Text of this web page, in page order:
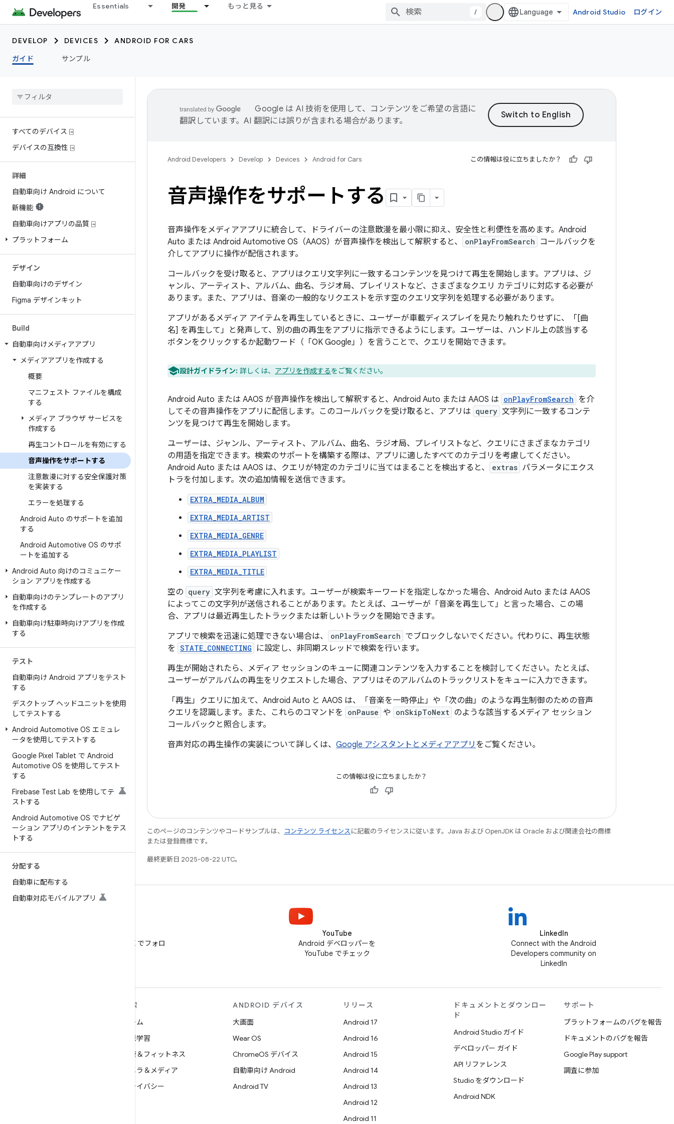
Essentials 開発 もっと見る
/ Android Studio ログイン
DEVELOP DEVICES
ANDROID FOR CARS
ガイド
サンプル
すべてのデバイス ⍈
デバイスの互換性 ⍈
詳細
自動車向け Android について
新機能
自動車向けアプリの品質 ⍈
プラットフォーム
デザイン
自動車向けのデザイン
Figma デザインキット
Build
自動車向けメディアアプリ
メディアアプリを作成する
概要
マニフェスト ファイルを構成
する
メディア ブラウザ サービスを
作成する
再生コントロールを有効にする
音声操作をサポートする
注意散漫に対する安全保護対策
を実装する
エラーを処理する
Android Auto のサポートを追加
する
Android Automotive OS のサポ
ートを追加する
Android Auto 向けのコミュニケー
ション アプリを作成する
自動車向けのテンプレートのアプリ
を作成する
自動車向け駐車時向けアプリを作成
する
テスト
自動車向け Android アプリをテスト
する
デスクトップ ヘッドユニットを使用
してテストする
Android Automotive OS エミュレ
ータを使用してテストする
Google Pixel Tablet で Android
Automotive OS を使用してテスト
する
Firebase Test Lab を使用してテ
ストする
Android Automotive OS でナビゲ
ーション アプリのインテントをテス
トする
分配する
自動車に配布する
自動車対応モバイルアプリ
Google は AI 技術を使用して、コンテンツをご希望の言語に
翻訳しています。AI 翻訳には誤りが含まれる場合があります。
Android Developers Develop Devices Android for Cars この情報は役に立ちましたか？
音声操作をサポートする
音声操作をメディアアプリに統合して、ドライバーの注意散漫を最小限に抑え、安全性と利便性を高めます。Android
Auto または Android Automotive OS（AAOS）が音声操作を検出して解釈すると、
onPlayFromSearch
コールバックを
介してアプリに操作が配信されます。
コールバックを受け取ると、アプリはクエリ文字列に一致するコンテンツを見つけて再生を開始します。アプリは、ジ
ャンル、アーティスト、アルバム、曲名、ラジオ局、プレイリストなど、さまざまなクエリ カテゴリに対応する必要が
あります。また、アプリは、音楽の一般的なリクエストを示す空のクエリ文字列を処理する必要があります。
アプリがあるメディア アイテムを再生しているときに、ユーザーが車載ディスプレイを見たり触れたりせずに、「[曲
名] を再生して」と発声して、別の曲の再生をアプリに指示できるようにします。ユーザーは、ハンドル上の該当する
ボタンをクリックするか起動ワード（「OK Google」）を言うことで、クエリを開始できます。
設計ガイドライン: 詳しくは、 アプリを作成するをご覧ください。
Android Auto または AAOS が音声操作を検出して解釈すると、Android Auto または AAOS は onPlayFromSearch を介
してその音声操作をアプリに配信します。このコールバックを受け取ると、アプリは query 文字列に一致するコンテ
ンツを見つけて再生を開始します。
ユーザーは、ジャンル、アーティスト、アルバム、曲名、ラジオ局、プレイリストなど、クエリにさまざまなカテゴリ
の用語を指定できます。検索のサポートを構築する際は、アプリに適したすべてのカテゴリを考慮してください。
Android Auto または AAOS は、クエリが特定のカテゴリに当てはまることを検出すると、
extras パラメータにエクス
トラを付加します。次の追加情報を送信できます。
EXTRA_MEDIA_ALBUM
EXTRA_MEDIA_ARTIST
EXTRA_MEDIA_GENRE
EXTRA_MEDIA_PLAYLIST
EXTRA_MEDIA_TITLE
空の query 文字列を考慮に入れます。ユーザーが検索キーワードを指定しなかった場合、Android Auto または AAOS
によってこの文字列が送信されることがあります。たとえば、ユーザーが「音楽を再生して」と言った場合、この場
合、アプリは最近再生したトラックまたは新しいトラックを開始できます。
アプリで検索を迅速に処理できない場合は、
onPlayFromSearch でブロックしないでください。代わりに、再生状態
を STATE_CONNECTING
に設定し、非同期スレッドで検索を行います。
再生が開始されたら、メディア セッションのキューに関連コンテンツを入力することを検討してください。たとえば、
ユーザーがアルバムの再生をリクエストした場合、アプリはそのアルバムのトラックリストをキューに入力できます。
「再生」クエリに加えて、Android Auto と AAOS は、「音楽を一時停止」や「次の曲」のような再生制御のための音声
クエリを認識します。また、これらのコマンドを
onPause や onSkipToNext のような該当するメディア セッション
コールバックと照合します。
音声対応の再生操作の実装について詳しくは、 Google アシスタントとメディアアプリ をご覧ください。
この情報は役に立ちましたか？
このページのコンテンツやコードサンプルは、 コンテンツ ライセンスに記載のライセンスに従います。Java および OpenJDK は Oracle および関連会社の商標
または登録商標です。
最終更新日 2025-08-22 UTC。
@AndroidDev を X でフォロ
YouTube
Android デベロッパーを
YouTube でチェック
LinkedIn
Connect with the Android
Developers community on
LinkedIn
探索
ゲーム
機械学習
健康＆フィットネス
カメラ＆メディア
プライバシー
ANDROID デバイス
大画面
Wear OS
ChromeOS デバイス
自動車向け Android
Android TV
リリース
Android 17
Android 16
Android 15
Android 14
Android 13
Android 12
Android 11
ドキュメントとダウンロー
ド
Android Studio ガイド
デベロッパー ガイド
API リファレンス
Studio をダウンロード
Android NDK
サポート
プラットフォームのバグを報告
ドキュメントのバグを報告
Google Play support
調査に参加